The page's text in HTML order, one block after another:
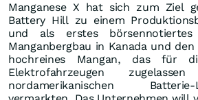
Manganese X hat sich zum Ziel
Battery Hill zu einem
und als erstes börsennotiertes
Manganbergbau in Kanada und
hochreines Mangan, das für
Elektrofahrzeugen
nordamerikanischen